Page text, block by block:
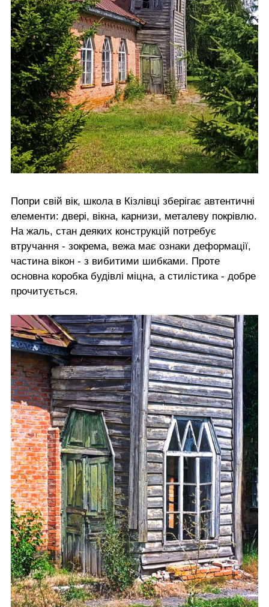
Попри свій вік, школа в Кізлівці зберігає автентичні
елементи: двері, вікна, карнизи, металеву покрівлю.
На жаль, стан деяких конструкцій потребує
втручання - зокрема, вежа має ознаки деформації,
частина вікон - з вибитими шибками. Проте
основна коробка будівлі міцна, а стилістика - добре
прочитується.